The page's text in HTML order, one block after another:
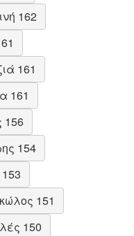
162
161
161
156
154
151
150